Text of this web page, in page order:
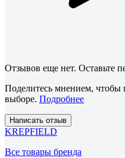
Отзывов еще нет. Оставьте
Поделитесь мнением, чтобы
выборе. Подробнее
Написать отзыв
KREPFIELD
Все товары бренда